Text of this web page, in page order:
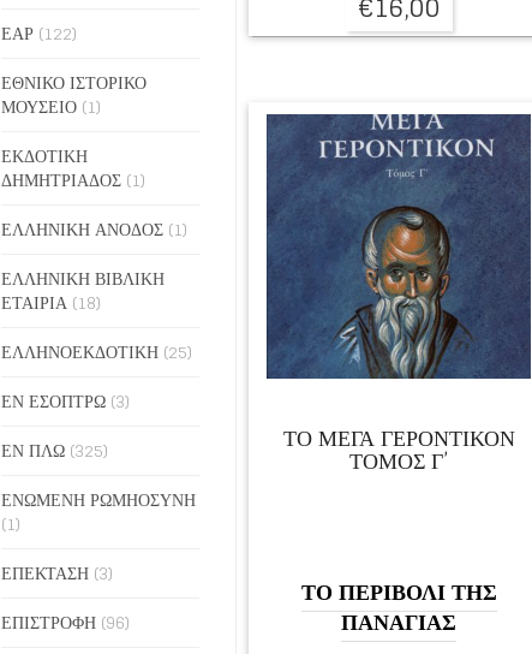
ΤΟ ΜΕΓΑ ΓΕΡΟΝΤΙΚΟΝ
ΤΟΜΟΣ Γ’
ΤΟ ΠΕΡΙΒΟΛΙ ΤΗΣ
ΠΑΝΑΓΙΑΣ
ΕΑΡ (122)
ΕΘΝΙΚΟ ΙΣΤΟΡΙΚΟ
ΜΟΥΣΕΙΟ (1)
ΕΚΔΟΤΙΚΗ
ΔΗΜΗΤΡΙΑΔΟΣ (1)
ΕΛΛΗΝΙΚΗ ΑΝΟΔΟΣ (1)
ΕΛΛΗΝΙΚΗ ΒΙΒΛΙΚΗ
ΕΤΑΙΡΙΑ (18)
ΕΛΛΗΝΟΕΚΔΟΤΙΚΗ (25)
ΕΝ ΕΣΟΠΤΡΩ (3)
ΕΝ ΠΛΩ (325)
ΕΝΩΜΕΝΗ ΡΩΜΗΟΣΥΝΗ
(1)
ΕΠΕΚΤΑΣΗ (3)
ΕΠΙΣΤΡΟΦΗ (96)